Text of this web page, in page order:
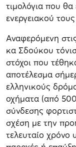
τιμολόγια που
ενεργειακού
Αναφερόμενη
κα Σδούκου
στόχοι που
αποτέλεσμα
ελληνικούς
οχήματα (από
σύνδεσης
σχέση με την
τελευταίο χρόνο